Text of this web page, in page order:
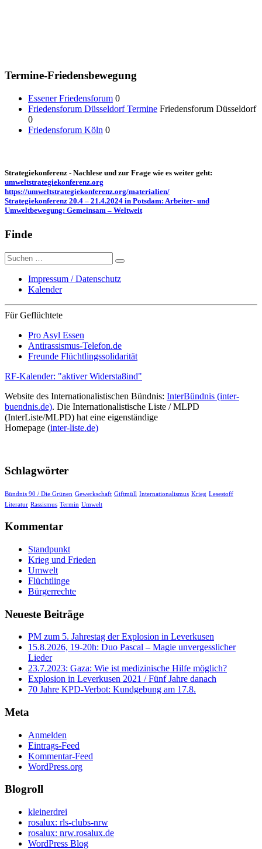
Termine-Friedensbewegung
Essener Friedensforum 0
Friedensforum Düsseldorf Termine Friedensforum Düsseldorf
0
Friedensforum Köln 0
Strategiekonferenz - Nachlese und zur Frage wie es weiter geht:
umweltstrategiekonferenz.org
https://umweltstrategiekonferenz.org/materialien/
Strategiekonferenz 20.4 – 21.4.2024 in Potsdam: Arbeiter- und
Umweltbewegung: Gemeinsam – Weltweit
Finde
Suche
nach:
Impressum / Datenschutz
Kalender
Für Geflüchtete
Pro Asyl Essen
Antirassismus-Telefon.de
Freunde Flüchtlingssolidarität
RF-Kalender: "aktiver Widersta8ind"
Website des Internationalistischen Bündnis: InterBündnis (inter-
buendnis.de). Die Internationalistische Liste / MLPD
(InterListe/MLPD) hat eine eigenständige
Homepage (inter-liste.de)
Schlagwörter
Bündnis 90 / Die Grünen Gewerkschaft Giftmüll Internationalismus Krieg Lesestoff
Literatur Rassismus Termin Umwelt
Kommentar
Standpunkt
Krieg und Frieden
Umwelt
Flüchtlinge
Bürgerrechte
Neueste Beiträge
PM zum 5. Jahrestag der Explosion in Leverkusen
15.8.2026, 19-20h: Duo Pascal – Magie unvergesslicher
Lieder
23.7.2023: Gaza: Wie ist medizinische Hilfe möglich?
Explosion in Leverkusen 2021 / Fünf Jahre danach
70 Jahre KPD‑Verbot: Kundgebung am 17.8.
Meta
Anmelden
Eintrags-Feed
Kommentar-Feed
WordPress.org
Blogroll
kleinerdrei
rosalux: rls-clubs-nrw
rosalux: nrw.rosalux.de
WordPress Blog